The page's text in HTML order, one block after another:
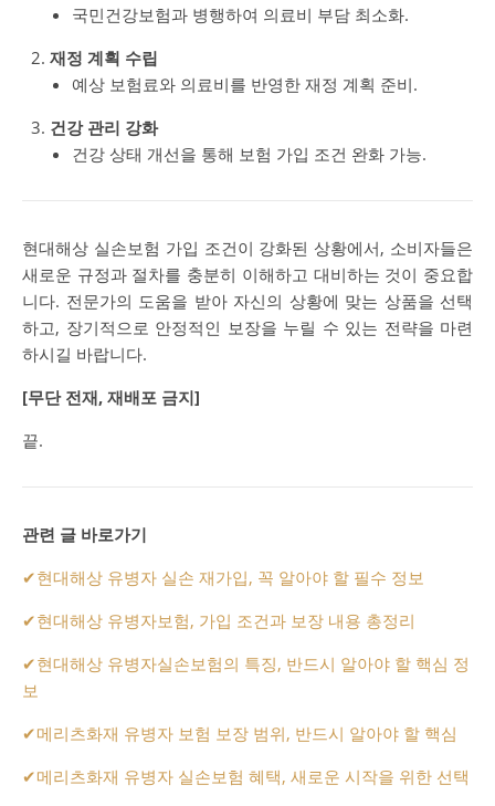
국민건강보험과 병행하여 의료비 부담 최소화.
재정 계획 수립
예상 보험료와 의료비를 반영한 재정 계획 준비.
건강 관리 강화
건강 상태 개선을 통해 보험 가입 조건 완화 가능.
현대해상 실손보험 가입 조건이 강화된 상황에서, 소비자들은
새로운 규정과 절차를 충분히 이해하고 대비하는 것이 중요합
니다. 전문가의 도움을 받아 자신의 상황에 맞는 상품을 선택
하고, 장기적으로 안정적인 보장을 누릴 수 있는 전략을 마련
하시길 바랍니다.
[무단 전재, 재배포 금지]
끝.
관련 글 바로가기
✔현대해상 유병자 실손 재가입, 꼭 알아야 할 필수 정보
✔현대해상 유병자보험, 가입 조건과 보장 내용 총정리
✔현대해상 유병자실손보험의 특징, 반드시 알아야 할 핵심 정
보
✔메리츠화재 유병자 보험 보장 범위, 반드시 알아야 할 핵심
✔메리츠화재 유병자 실손보험 혜택, 새로운 시작을 위한 선택